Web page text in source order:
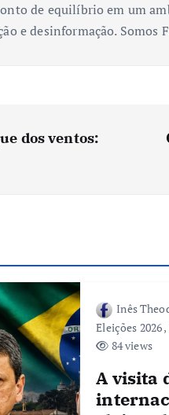
de equilíbrio em um
e desinformação. Somos
dos ventos:
Inês
Eleições 2026,
84 views
A visita